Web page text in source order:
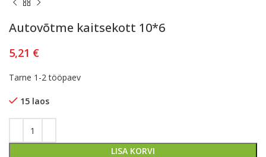
Autovõtme kaitsekott 10*6
5,21 €
Tarne 1-2 tööpaev
15 laos
LISA KORVI